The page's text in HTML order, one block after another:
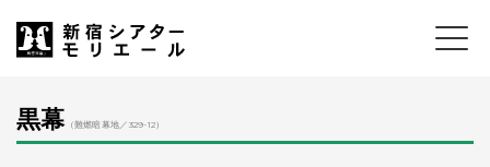
黒幕（難燃暗幕地／329-12）